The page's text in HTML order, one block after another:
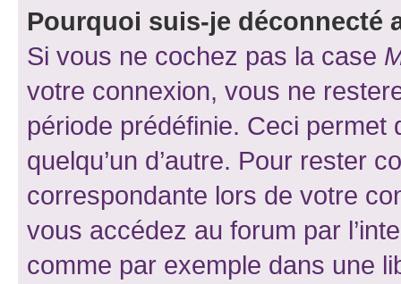
Pourquoi suis-je déconnecté
Si vous ne cochez pas la case
votre connexion, vous ne
période prédéfinie. Ceci permet
quelqu’un d’autre. Pour rester
correspondante lors de votre
vous accédez au forum par
comme par exemple dans une